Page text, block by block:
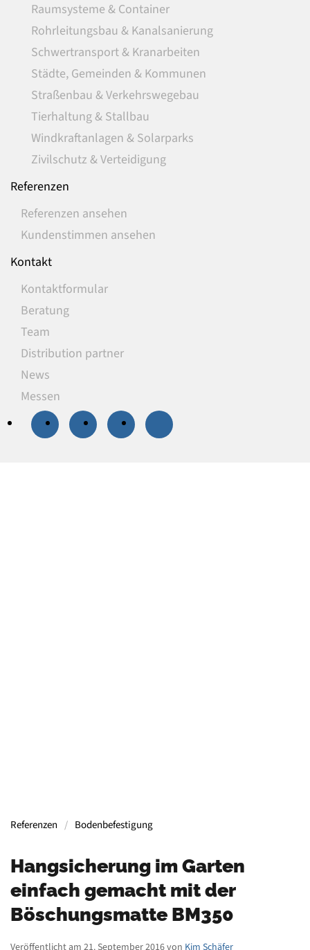
Raumsysteme & Container
Rohrleitungsbau & Kanalsanierung
Schwertransport & Kranarbeiten
Städte, Gemeinden & Kommunen
Straßenbau & Verkehrswegebau
Tierhaltung & Stallbau
Windkraftanlagen & Solarparks
Zivilschutz & Verteidigung
Referenzen
Referenzen ansehen
Kundenstimmen ansehen
Kontakt
Kontaktformular
Beratung
Team
Distribution partner
News
Messen
Referenzen Bodenbefestigung
Hangsicherung im Garten
einfach gemacht mit der
Böschungsmatte BM350
Veröffentlicht am 21. September 2016 von Kim Schäfer